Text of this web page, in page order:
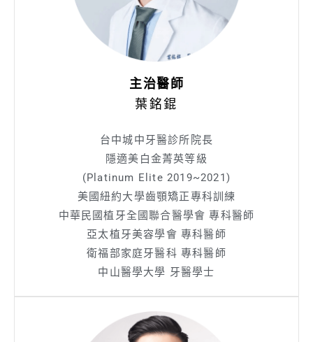
主治醫師
葉銘錕
台中城中牙醫診所院長
隱適美白金菁英等級
(Platinum Elite 2019~2021)
美國紐約大學齒顎矯正專科訓練
中華民國植牙全國聯合醫學會 專科醫師
亞太植牙美容學會 專科醫師
衛福部家庭牙醫科 專科醫師
中山醫學大學 牙醫學士